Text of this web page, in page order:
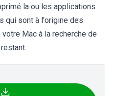
la ou les applications
qui sont à l'origine des
Mac à la recherche de